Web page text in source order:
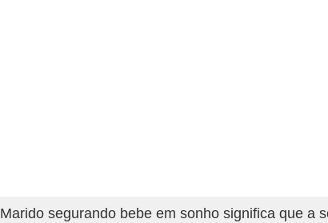
Marido segurando bebe em sonho significa que a